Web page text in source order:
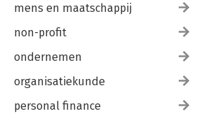
mens en maatschappij
non-profit
ondernemen
organisatiekunde
personal finance